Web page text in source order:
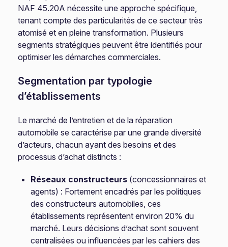
NAF 45.20A nécessite une approche spécifique,
tenant compte des particularités de ce secteur très
atomisé et en pleine transformation. Plusieurs
segments stratégiques peuvent être identifiés pour
optimiser les démarches commerciales.
Segmentation par typologie
d’établissements
Le marché de l’entretien et de la réparation
automobile se caractérise par une grande diversité
d’acteurs, chacun ayant des besoins et des
processus d’achat distincts :
Réseaux constructeurs (concessionnaires et
agents) : Fortement encadrés par les politiques
des constructeurs automobiles, ces
établissements représentent environ 20% du
marché. Leurs décisions d’achat sont souvent
centralisées ou influencées par les cahiers des